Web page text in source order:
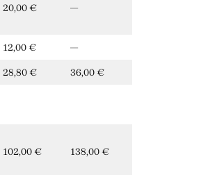
20,00 € —
12,00 € —
28,80 € 36,00 €
102,00 € 138,00 €